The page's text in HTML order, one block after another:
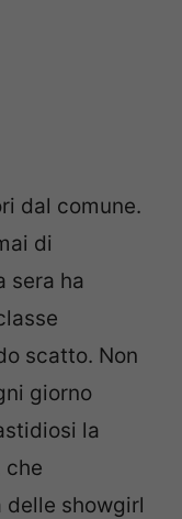
dal comune.
di
sera ha
scatto. Non
giorno
la
che
delle showgirl